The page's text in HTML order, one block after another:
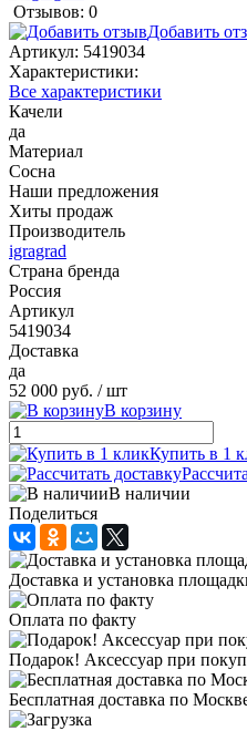
Отзывов: 0
Добавить
Артикул: 5419034
Характеристики:
Все характеристики
Качели
да
Материал
Сосна
Наши предложения
Хиты продаж
Производитель
igragrad
Страна бренда
Россия
Артикул
5419034
Доставка
да
52 000 руб. / шт
В корзину
Купить в 1
В наличии
Поделиться
Доставка и установка
Оплата по факту
Подарок! Аксессуар при
Бесплатная доставка по